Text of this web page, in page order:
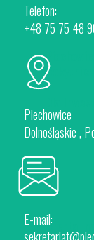
Piechowice
Rokytnice
Oferta
Telefon:
+48 75 75 48
Piechowice
Dolnośląskie ,
E-mail: